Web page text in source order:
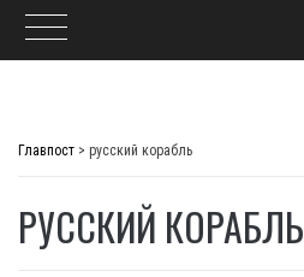
Главпост > русский корабль
РУССКИЙ КОРАБЛЬ